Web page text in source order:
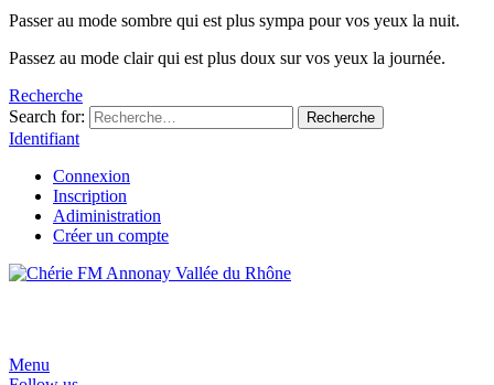
Passer au mode sombre qui est plus sympa pour vos yeux la nuit.
Passez au mode clair qui est plus doux sur vos yeux la journée.
Recherche
Search for:
Recherche
Identifiant
Connexion
Inscription
Adiministration
Créer un compte
Menu